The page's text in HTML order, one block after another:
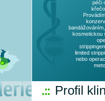
péči
kosmetickou
limited
nebo
Profil